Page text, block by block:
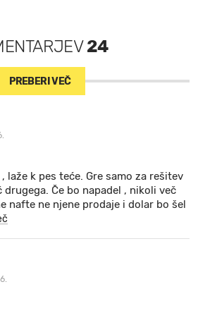
24
PREBERI VEČ
laže k pes teće. Gre samo za rešitev
drugega. Če bo napadel , nikoli več
nafte ne njene prodaje i dolar bo šel